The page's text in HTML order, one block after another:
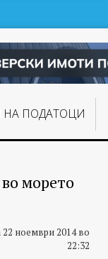
НА ПОДАТОЦИ
морето
22 ноември 2014 во
22:32